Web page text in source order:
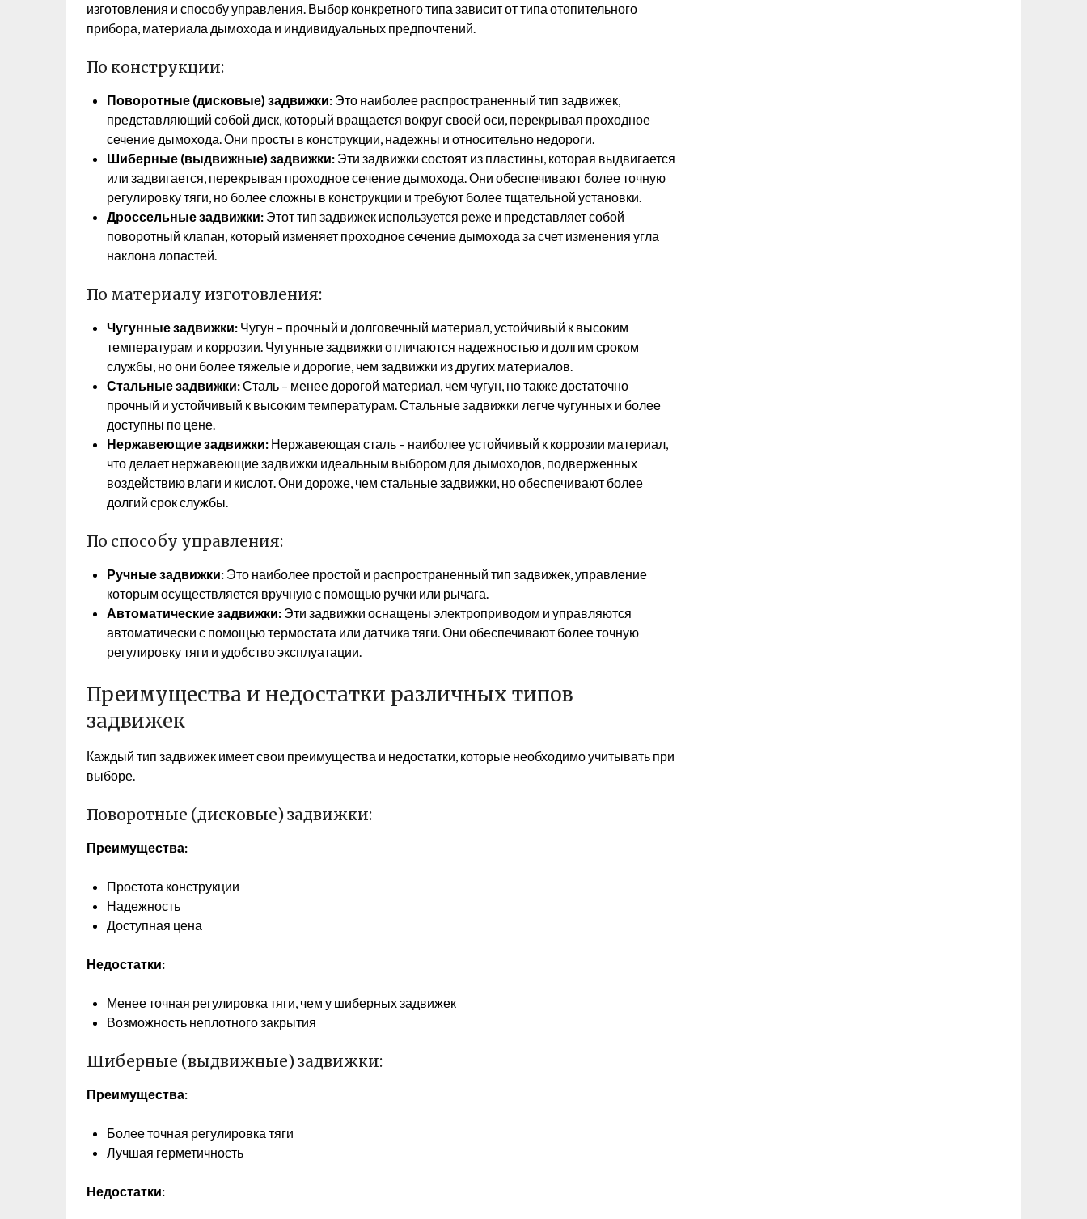
изготовления и способу управления. Выбор конкретного типа зависит от типа отопительного
прибора, материала дымохода и индивидуальных предпочтений.
По конструкции:
Поворотные (дисковые) задвижки: Это наиболее распространенный тип задвижек,
представляющий собой диск, который вращается вокруг своей оси, перекрывая проходное
сечение дымохода. Они просты в конструкции, надежны и относительно недороги.
Шиберные (выдвижные) задвижки: Эти задвижки состоят из пластины, которая выдвигается
или задвигается, перекрывая проходное сечение дымохода. Они обеспечивают более точную
регулировку тяги, но более сложны в конструкции и требуют более тщательной установки.
Дроссельные задвижки: Этот тип задвижек используется реже и представляет собой
поворотный клапан, который изменяет проходное сечение дымохода за счет изменения угла
наклона лопастей.
По материалу изготовления:
Чугунные задвижки: Чугун – прочный и долговечный материал, устойчивый к высоким
температурам и коррозии. Чугунные задвижки отличаются надежностью и долгим сроком
службы, но они более тяжелые и дорогие, чем задвижки из других материалов.
Стальные задвижки:Сталь – менее дорогой материал, чем чугун, но также достаточно
прочный и устойчивый к высоким температурам. Стальные задвижки легче чугунных и более
доступны по цене.
Нержавеющие задвижки: Нержавеющая сталь – наиболее устойчивый к коррозии материал,
что делает нержавеющие задвижки идеальным выбором для дымоходов, подверженных
воздействию влаги и кислот. Они дороже, чем стальные задвижки, но обеспечивают более
долгий срок службы.
По способу управления:
Ручные задвижки: Это наиболее простой и распространенный тип задвижек, управление
которым осуществляется вручную с помощью ручки или рычага.
Автоматические задвижки: Эти задвижки оснащены электроприводом и управляются
автоматически с помощью термостата или датчика тяги. Они обеспечивают более точную
регулировку тяги и удобство эксплуатации.
Преимущества и недостатки различных типов
задвижек
Каждый тип задвижек имеет свои преимущества и недостатки, которые необходимо учитывать при
выборе.
Поворотные (дисковые) задвижки:
Преимущества:
Простота конструкции
Надежность
Доступная цена
Недостатки:
Менее точная регулировка тяги, чем у шиберных задвижек
Возможность неплотного закрытия
Шиберные (выдвижные) задвижки:
Преимущества:
Более точная регулировка тяги
Лучшая герметичность
Недостатки: